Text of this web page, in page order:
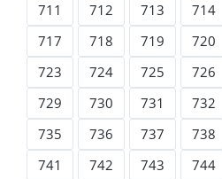
711
712 713 714
717
718 719 720
723
724 725 726
729
730 731 732
735
736 737 738
741
742 743 744